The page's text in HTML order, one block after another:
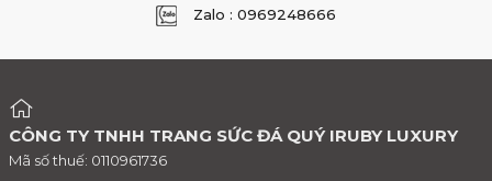
Zalo : 0969248666
CÔNG TY TNHH TRANG SỨC ĐÁ QUÝ IRUBY LUXURY
Mã số thuế: 0110961736